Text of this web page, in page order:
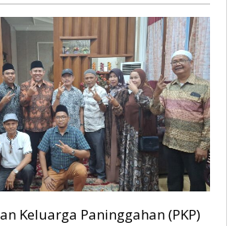
Keluarga Paninggahan (PKP)